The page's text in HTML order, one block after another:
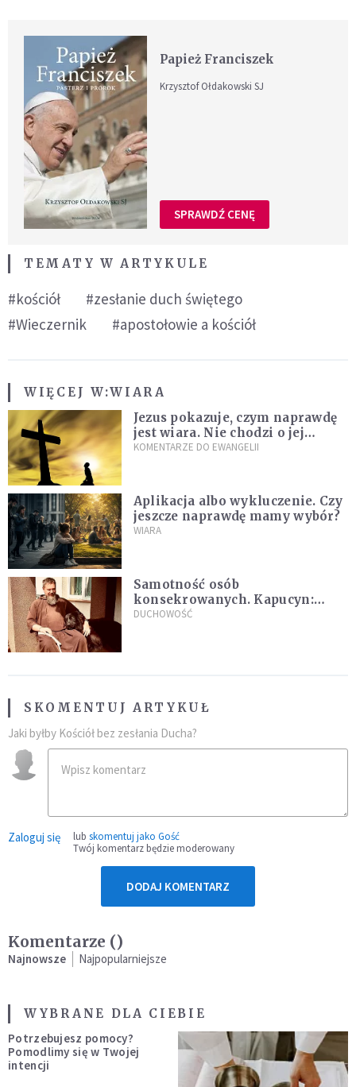
Papież Franciszek
Krzysztof Ołdakowski SJ
SPRAWDŹ CENĘ
TEMATY W ARTYKULE
#kościół
#zesłanie duch świętego
#Wieczernik
#apostołowie a kościół
WIĘCEJ W:WIARA
Jezus pokazuje, czym naprawdę
jest wiara. Nie chodzi o jej
wielkość
KOMENTARZE DO EWANGELII
Aplikacja albo wykluczenie. Czy
jeszcze naprawdę mamy wybór?
WIARA
Samotność osób
konsekrowanych. Kapucyn:
Życie w pojedynkę rzadko jest
DUCHOWOŚĆ
SKOMENTUJ ARTYKUŁ
Jaki byłby Kościół bez zesłania Ducha?
Zaloguj się lub skomentuj jako Gość
Twój komentarz będzie moderowany
DODAJ KOMENTARZ
Komentarze ()
Najnowsze Najpopularniejsze
WYBRANE DLA CIEBIE
Potrzebujesz pomocy?
Pomodlimy się w Twojej
intencji